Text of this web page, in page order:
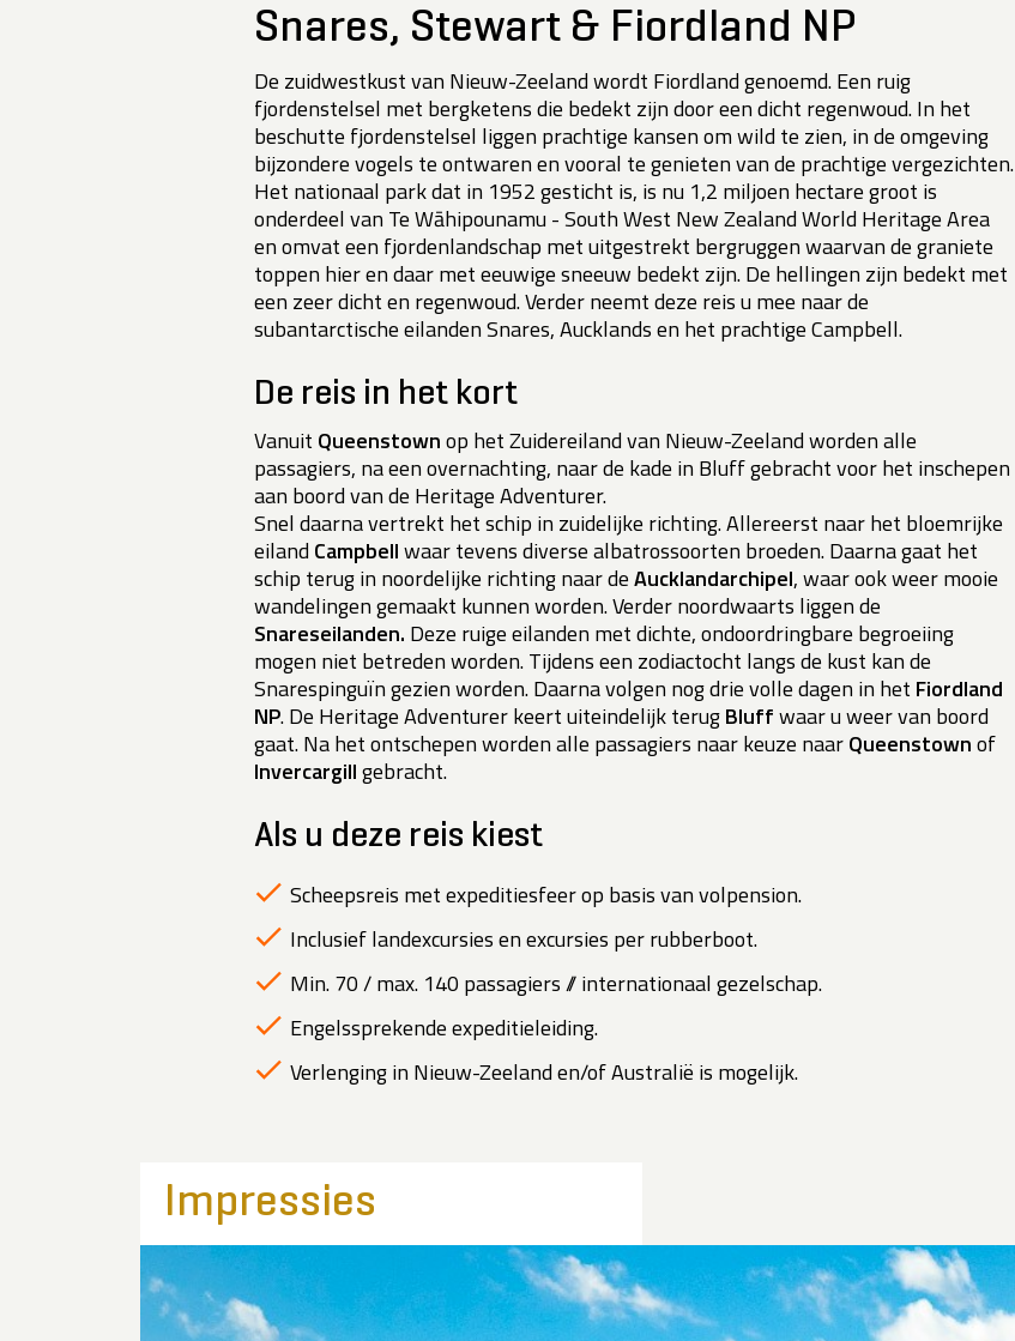
Snares, Stewart & Fiordland NP
De zuidwestkust van Nieuw-Zeeland wordt Fiordland genoemd. Een ruig
fjordenstelsel met bergketens die bedekt zijn door een dicht regenwoud. In het
beschutte fjordenstelsel liggen prachtige kansen om wild te zien, in de omgeving
bijzondere vogels te ontwaren en vooral te genieten van de prachtige vergezichten.
Het nationaal park dat in 1952 gesticht is, is nu 1,2 miljoen hectare groot is
onderdeel van Te Wāhipounamu - South West New Zealand World Heritage Area
en omvat een fjordenlandschap met uitgestrekt bergruggen waarvan de graniete
toppen hier en daar met eeuwige sneeuw bedekt zijn. De hellingen zijn bedekt met
een zeer dicht en regenwoud. Verder neemt deze reis u mee naar de
subantarctische eilanden Snares, Aucklands en het prachtige Campbell.
De reis in het kort
Vanuit Queenstownop het Zuidereiland van Nieuw-Zeeland worden alle
passagiers, na een overnachting, naar de kade in Bluff gebracht voor het inschepen
aan boord van de Heritage Adventurer.
Snel daarna vertrekt het schip in zuidelijke richting. Allereerst naar het bloemrijke
eiland Campbellwaar tevens diverse albatrossoorten broeden. Daarna gaat het
schip terug in noordelijke richting naar deAucklandarchipel, waar ook weer mooie
wandelingen gemaakt kunnen worden. Verder noordwaarts liggen de
Snareseilanden. Deze ruige eilanden met dichte, ondoordringbare begroeiing
mogen niet betreden worden. Tijdens een zodiactocht langs de kust kan de
Snarespinguïn gezien worden. Daarna volgen nog drie volle dagen in het Fiordland
NP. De Heritage Adventurer keert uiteindelijk terugBluffwaar u weer van boord
gaat. Na het ontschepen worden alle passagiers naar keuze naarQueenstownof
Invercargillgebracht.
Als u deze reis kiest
Scheepsreis met expeditiesfeer op basis van volpension.
Inclusief landexcursies en excursies per rubberboot.
Min. 70 / max. 140 passagiers // internationaal gezelschap.
Engelssprekende expeditieleiding.
Verlenging in Nieuw-Zeeland en/of Australië is mogelijk.
Impressies